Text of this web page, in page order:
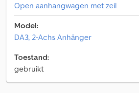
Open aanhangwagen met zeil
Model:
DA3, 2-Achs Anhänger
Toestand:
gebruikt